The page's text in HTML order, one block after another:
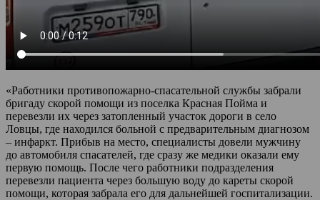
«Работники противопожарно-спасательной службы забрали
бригаду скорой помощи из поселка Красная Пойма и
перевезли их через затопленный участок дороги в село
Ловцы, где находился больной с предварительным диагнозом
– инфаркт. Прибыв на место, специалисты довели мужчину
до автомобиля спасателей, где сразу же медики оказали ему
первую помощь. После чего работники подразделения
перевезли пациента через большую воду до кареты скорой
помощи, которая забрала его для дальнейшей госпитализации.